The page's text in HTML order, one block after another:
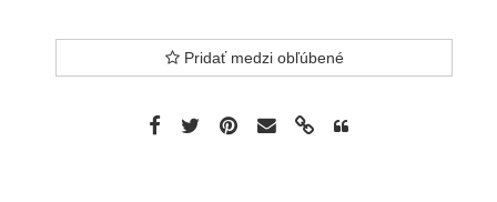
Pridať medzi obľúbené